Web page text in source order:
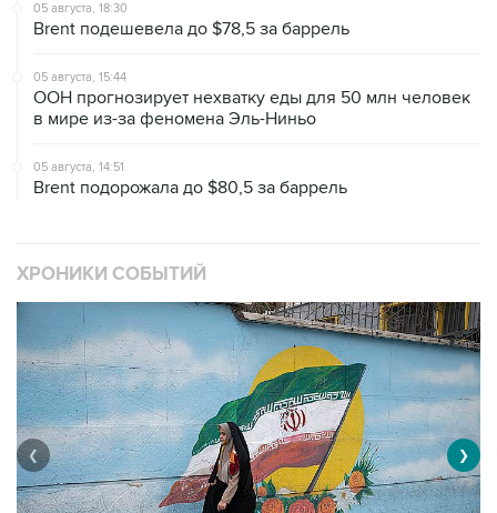
05 августа, 18:30
Brent подешевела до $78,5 за баррель
05 августа, 15:44
ООН прогнозирует нехватку еды для 50 млн человек
в мире из-за феномена Эль-Ниньо
05 августа, 14:51
Brent подорожала до $80,5 за баррель
ХРОНИКИ СОБЫТИЙ
❮ ❯